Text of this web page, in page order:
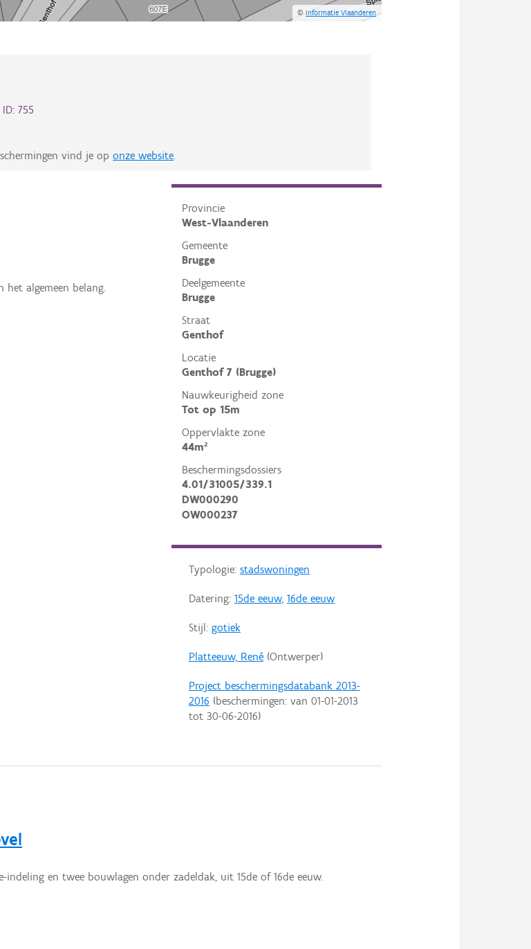
©Informatie Vlaanderen
755
vind je oponze website.
Provincie
West-Vlaanderen
Gemeente
Brugge
Deelgemeente
Brugge
Straat
Genthof
Locatie
Genthof 7 (Brugge)
Nauwkeurigheid zone
Tot op 15m
Oppervlakte zone
44m²
Beschermingsdossiers
4.01/31005/339.1
DW000290
OW000237
Typologie: stadswoningen
Datering: 15de eeuw, 16de eeuw
Stijl: gotiek
Platteeuw, René(Ontwerper)
Project beschermingsdatabank 2013-
2016 (beschermingen: van 01-01-2013
tot 30-06-2016)
algemeen belang.
indeling en twee bouwlagen onder zadeldak, uit 15de of 16de eeuw.